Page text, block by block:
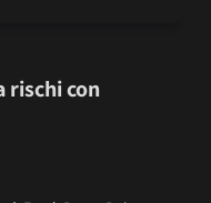
rischi con